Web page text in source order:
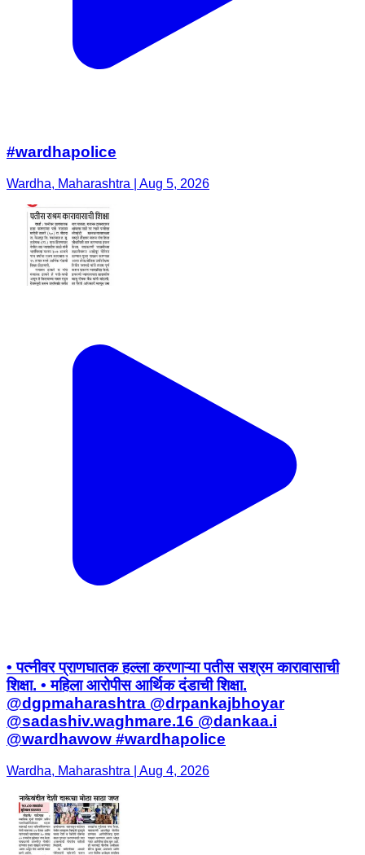
#wardhapolice
Wardha, Maharashtra | Aug 5, 2026
• पत्नीवर प्राणघातक हल्ला करणाऱ्या पतीस सश्रम कारावासाची
शिक्षा. • महिला आरोपीस आर्थिक दंडाची शिक्षा.
@dgpmaharashtra @drpankajbhoyar
@sadashiv.waghmare.16 @dankaa.i
@wardhawow #wardhapolice
Wardha, Maharashtra | Aug 4, 2026